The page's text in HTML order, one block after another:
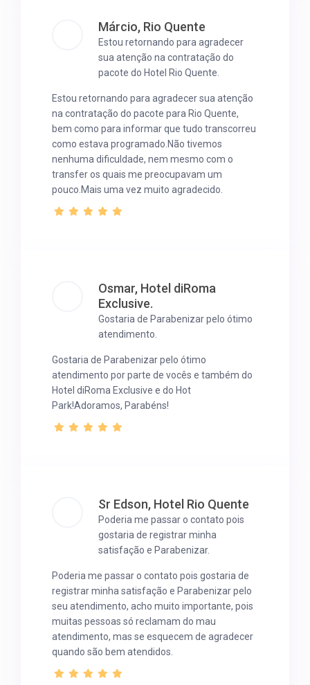
Márcio, Rio Quente
Estou retornando para agradecer
sua atenção na contratação do
pacote do Hotel Rio Quente.
Estou retornando para agradecer sua atenção
na contratação do pacote para Rio Quente,
bem como para informar que tudo transcorreu
como estava programado.Não tivemos
nenhuma dificuldade, nem mesmo com o
transfer os quais me preocupavam um
pouco.Mais uma vez muito agradecido.
Osmar, Hotel diRoma
Exclusive.
Gostaria de Parabenizar pelo ótimo
atendimento.
Gostaria de Parabenizar pelo ótimo
atendimento por parte de vocês e também do
Hotel diRoma Exclusive e do Hot
Park!Adoramos, Parabéns!
Sr Edson, Hotel Rio Quente
Poderia me passar o contato pois
gostaria de registrar minha
satisfação e Parabenizar.
Poderia me passar o contato pois gostaria de
registrar minha satisfação e Parabenizar pelo
seu atendimento, acho muito importante, pois
muitas pessoas só reclamam do mau
atendimento, mas se esquecem de agradecer
quando são bem atendidos.